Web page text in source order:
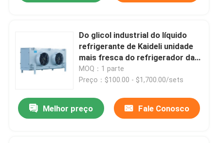
Do glicol industrial do líquido
refrigerante de Kaideli unidade
mais fresca do refrigerador da
sala fresca da unidade para o
teto
MOQ：1 parte
Preço：$100.00 - $1,700.00/sets
Melhor preço Fale Conosco